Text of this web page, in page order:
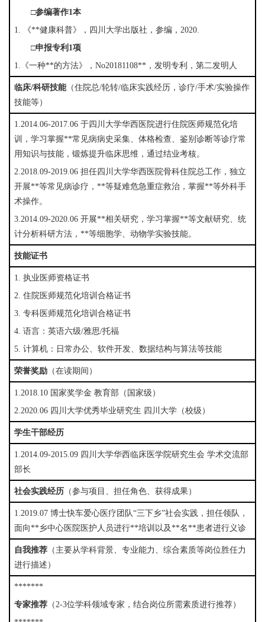
□参编著作1本
1. 《**健康科普》，四川大学出版社，参编，2020.
□申报专利1项
1.《一种**的方法》，No20181108**，发明专利，第二发明人
临床/科研技能（住院总/轮转/临床实践经历，诊疗/手术/实验操作
技能等）
1.2014.06-2017.06 于四川大学华西医院进行住院医师规范化培
训，学习掌握**常见病病史采集、体格检查、鉴别诊断等诊疗常
用知识与技能，锻炼提升临床思维，通过结业考核。
2.2018.09-2019.06 担任四川大学华西医院骨科住院总工作，独立
开展**等常见病诊疗，**等疑难危急重症救治，掌握**等外科手
术操作。
3.2014.09-2020.06 开展**相关研究，学习掌握**等文献研究、统
计分析科研方法，**等细胞学、动物学实验技能。
技能证书
1. 执业医师资格证书
2. 住院医师规范化培训合格证书
3. 专科医师规范化培训合格证书
4. 语言：英语六级/雅思/托福
5. 计算机：日常办公、软件开发、数据结构与算法等技能
荣誉奖励 （在读期间）
1.2018.10 国家奖学金 教育部（国家级）
2.2020.06 四川大学优秀毕业研究生 四川大学（校级）
学生干部经历
1.2014.09-2015.09 四川大学华西临床医学院研究生会 学术交流部
部长
社会实践经历 （参与项目、担任角色、获得成果）
1.2019.07 博士快车爱心医疗团队“三下乡”社会实践，担任领队，
面向**乡中心医院医护人员进行**培训以及**名**患者进行义诊
自我推荐 （主要从学科背景、专业能力、综合素质等岗位胜任力
进行描述）
*******
专家推荐 （2-3位学科领域专家，结合岗位所需素质进行推荐）